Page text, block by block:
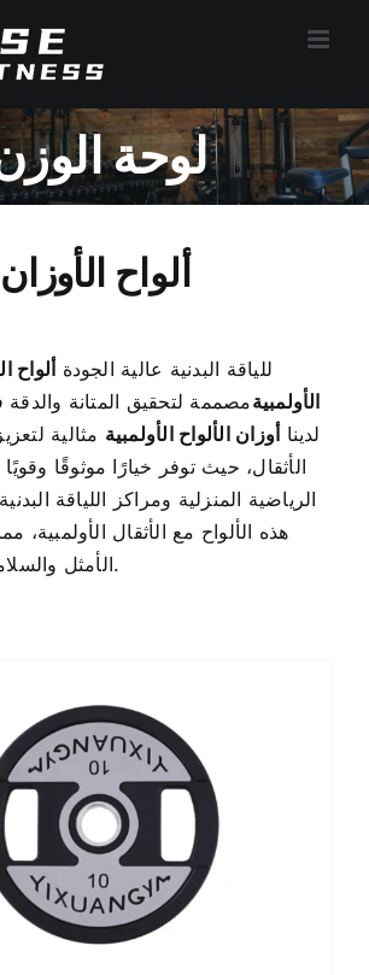
لوحة
ألواح
تقدم HSE للياقة البدنية عالية الجودةألواح
الأولمبيةمصممة لتحقيق المتانة والدقة
لديناأوزان الألواح الأولمبية مثالية
الأثقال، حيث توفر خيارًا موثوقًا
الرياضية المنزلية ومراكز اللياقة
هذه الألواح مع الأثقال الأولمبية،
الأمثل والسلامة أثناء التدريبات.